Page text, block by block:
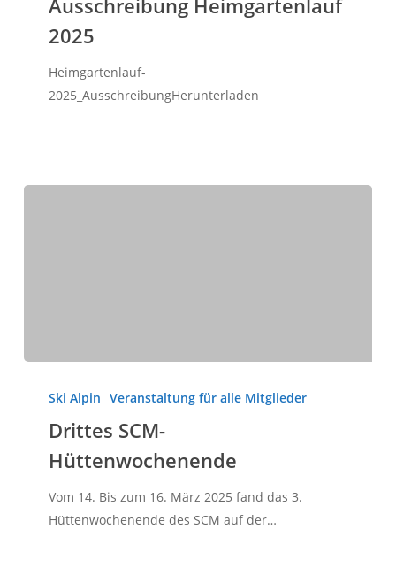
Ausschreibung Heimgartenlauf
2025
Heimgartenlauf-
2025_AusschreibungHerunterladen
SCM-Ski Alpin Veranstaltung für alle Mitglieder
Drittes SCM-
Hüttenwochenende
Vom 14. Bis zum 16. März 2025 fand das 3.
Hüttenwochenende des SCM auf der…